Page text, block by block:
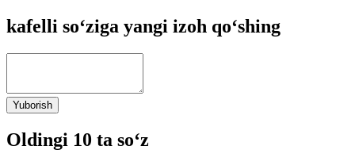
kafelli so‘ziga yangi izoh qo‘shing
Yuborish
Oldingi 10 ta so‘z